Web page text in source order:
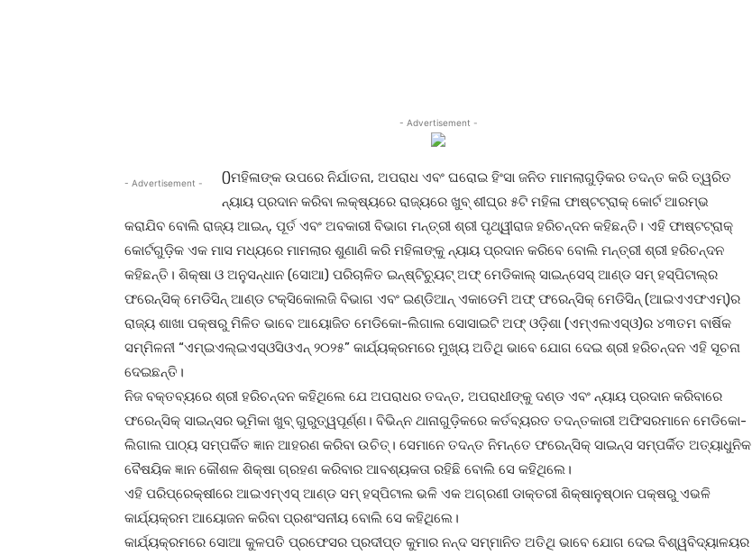
- Advertisement -
- Advertisement -
()ମହିଳାଙ୍କ ଉପରେ ନିର୍ଯାତନା, ଅପରାଧ ଏବଂ ଘରୋଇ ହିଂସା ଜନିତ ମାମଲାଗୁଡ଼ିକର ତଦନ୍ତ କରି ତ୍ୱରିତ
ନ୍ୟାୟ ପ୍ରଦାନ କରିବା ଲକ୍ଷ୍ୟରେ ରାଜ୍ୟରେ ଖୁବ୍ ଶୀଘ୍ର ୫ଟି ମହିଳା ଫାଷ୍ଟଟ୍ରାକ୍ କୋର୍ଟ ଆରମ୍ଭ
କରାଯିବ ବୋଲି ରାଜ୍ୟ ଆଇନ୍‌, ପୂର୍ତ ଏବଂ ଅବକାରୀ ବିଭାଗ ମନ୍ତ୍ରୀ ଶ୍ରୀ ପୃଥ୍ୱୀରାଜ ହରିଚନ୍ଦନ କହିଛନ୍ତି। ଏହି ଫାଷ୍ଟଟ୍ରାକ୍
କୋର୍ଟଗୁଡ଼ିକ ଏକ ମାସ ମଧ୍ୟରେ ମାମଲାର ଶୁଣାଣି କରି ମହିଳାଙ୍କୁ ନ୍ୟାୟ ପ୍ରଦାନ କରିବେ ବୋଲି ମନ୍ତ୍ରୀ ଶ୍ରୀ ହରିଚନ୍ଦନ
କହିଛନ୍ତି। ଶିକ୍ଷା ଓ ଅନୁସନ୍ଧାନ (ସୋଆ) ପରିଚାଳିତ ଇନ୍‌ଷ୍ଟିଚ୍ୟୁଟ୍ ଅଫ୍ ମେଡିକାଲ୍ ସାଇନ୍‌ସେସ୍ ଆଣ୍ଡ ସମ୍ ହସ୍ପିଟାଲ୍‌ର
ଫରେନ୍‌ସିକ୍ ମେଡିସିନ୍ ଆଣ୍ଡ ଟକ୍ସିକୋଲଜି ବିଭାଗ ଏବଂ ଇଣ୍ଡିଆନ୍ ଏକାଡେମି ଅଫ୍ ଫରେନ୍‌ସିକ୍ ମେଡିସିନ୍ (ଆଇଏଏଫଏମ୍‌)ର
ରାଜ୍ୟ ଶାଖା ପକ୍ଷରୁ ମିଳିତ ଭାବେ ଆୟୋଜିତ ମେଡିକୋ-ଲିଗାଲ ସୋସାଇଟି ଅଫ୍ ଓଡ଼ିଶା (ଏମ୍‌ଏଲଏସ୍‌ଓ)ର ୪୩ତମ ବାର୍ଷିକ
ସମ୍ମିଳନୀ “ଏମ୍‌ଇଏଲ୍‌ଇଏସ୍‌ଓସିଓଏନ୍ ୨୦୨୫” କାର୍ଯ୍ୟକ୍ରମରେ ମୁଖ୍ୟ ଅତିଥି ଭାବେ ଯୋଗ ଦେଇ ଶ୍ରୀ ହରିଚନ୍ଦନ ଏହି ସୂଚନା
ଦେଇଛନ୍ତି।
ନିଜ ବକ୍ତବ୍ୟରେ ଶ୍ରୀ ହରିଚନ୍ଦନ କହିଥିଲେ ଯେ ଅପରାଧର ତଦନ୍ତ, ଅପରାଧୀଙ୍କୁ ଦଣ୍ଡ ଏବଂ ନ୍ୟାୟ ପ୍ରଦାନ କରିବାରେ
ଫରେନ୍‌ସିକ୍ ସାଇନ୍ସର ଭୂମିକା ଖୁବ୍ ଗୁରୁତ୍ୱପୂର୍ଣ୍ଣ। ବିଭିନ୍ନ ଥାନାଗୁଡ଼ିକରେ କର୍ତବ୍ୟରତ ତଦନ୍ତକାରୀ ଅଫିସରମାନେ ମେଡିକୋ-
ଲିଗାଲ ପାଠ୍ୟ ସମ୍ପର୍କିତ ଜ୍ଞାନ ଆହରଣ କରିବା ଉଚିତ୍‌। ସେମାନେ ତଦନ୍ତ ନିମନ୍ତେ ଫରେନ୍‌ସିକ୍ ସାଇନ୍ସ ସମ୍ପର୍କିତ ଅତ୍ୟାଧୁନିକ
ବୈଷୟିକ ଜ୍ଞାନ କୌଶଳ ଶିକ୍ଷା ଗ୍ରହଣ କରିବାର ଆବଶ୍ୟକତା ରହିଛି ବୋଲି ସେ କହିଥିଲେ।
ଏହି ପରିପ୍ରେକ୍ଷୀରେ ଆଇଏମ୍‌ଏସ୍ ଆଣ୍ଡ ସମ୍ ହସ୍ପିଟାଲ ଭଳି ଏକ ଅଗ୍ରଣୀ ଡାକ୍ତରୀ ଶିକ୍ଷାନୁଷ୍ଠାନ ପକ୍ଷରୁ ଏଭଳି
କାର୍ଯ୍ୟକ୍ରମ ଆୟୋଜନ କରିବା ପ୍ରଶଂସନୀୟ ବୋଲି ସେ କହିଥିଲେ।
କାର୍ଯ୍ୟକ୍ରମରେ ସୋଆ କୁଳପତି ପ୍ରଫେସର ପ୍ରଦୀପ୍ତ କୁମାର ନନ୍ଦ ସମ୍ମାନିତ ଅତିଥି ଭାବେ ଯୋଗ ଦେଇ ବିଶ୍ୱବିଦ୍ୟାଳୟର